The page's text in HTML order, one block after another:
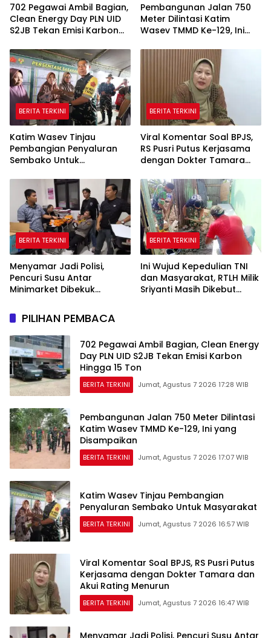
702 Pegawai Ambil Bagian,
Clean Energy Day PLN UID
S2JB Tekan Emisi Karbon
Pembangunan Jalan 750
Meter Dilintasi Katim
Wasev TMMD Ke-129, Ini
BERITA TERKINI
Katim Wasev Tinjau
Pembangian Penyaluran
Sembako Untuk
BERITA TERKINI
Viral Komentar Soal BPJS,
RS Pusri Putus Kerjasama
dengan Dokter Tamara
BERITA TERKINI
Menyamar Jadi Polisi,
Pencuri Susu Antar
Minimarket Dibekuk
BERITA TERKINI
Ini Wujud Kepedulian TNI
dan Masyarakat, RTLH Milik
Sriyanti Masih Dikebut
PILIHAN PEMBACA
702 Pegawai Ambil Bagian, Clean Energy
Day PLN UID S2JB Tekan Emisi Karbon
Hingga 15 Ton
BERITA TERKINI Jumat, Agustus 7 2026 17:28 WIB
Pembangunan Jalan 750 Meter Dilintasi
Katim Wasev TMMD Ke-129, Ini yang
Disampaikan
BERITA TERKINI Jumat, Agustus 7 2026 17:07 WIB
Katim Wasev Tinjau Pembangian
Penyaluran Sembako Untuk Masyarakat
BERITA TERKINI Jumat, Agustus 7 2026 16:57 WIB
Viral Komentar Soal BPJS, RS Pusri Putus
Kerjasama dengan Dokter Tamara dan
Akui Rating Menurun
BERITA TERKINI Jumat, Agustus 7 2026 16:47 WIB
Menyamar Jadi Polisi, Pencuri Susu Antar